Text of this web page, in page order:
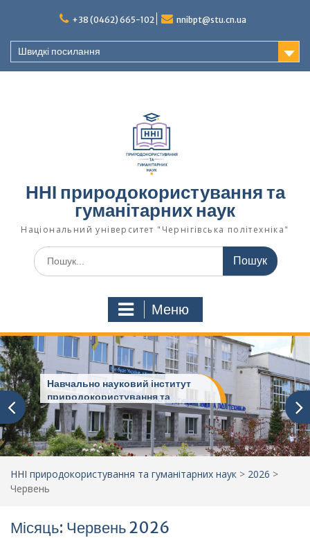
+38 (0462) 665-102 nnibpt@stu.cn.ua
Швидкі посилання
ННІ природокористування та
гуманітарних наук
Національний університет "Чернігівська політехніка"
Шукати:
Меню
Навчально науковий інститут
природокористування та
гуманітарних наук
ННІ природокористування та гуманітарних наук > 2026 >
Червень
Місяць: Червень 2026